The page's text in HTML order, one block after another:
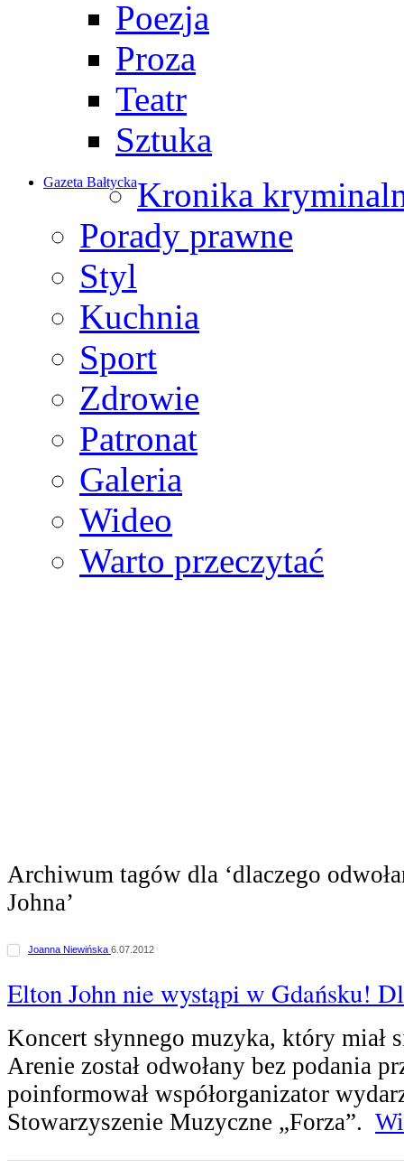
Poezja
Proza
Teatr
Sztuka
Gazeta BałtyckaKronika
Porady prawne
Styl
Kuchnia
Sport
Zdrowie
Patronat
Galeria
Wideo
Warto przeczytać
Archiwum tagów dla ‘dlaczego
Johna’
Joanna Niewińska 6.07.2012
Elton John nie wystąpi w Gdańsku!
Koncert słynnego muzyka, który miał
Arenie został odwołany bez podania
poinformował współorganizator
Stowarzyszenie Muzyczne „Forza”.